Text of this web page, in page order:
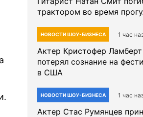
трактором во время
НОВОСТИ ШОУ-БИЗНЕСА 1 час
Актер Кристофер Ламберт
потерял сознание на
в США
НОВОСТИ ШОУ-БИЗНЕСА 1 час
Актер Стас Румянцев